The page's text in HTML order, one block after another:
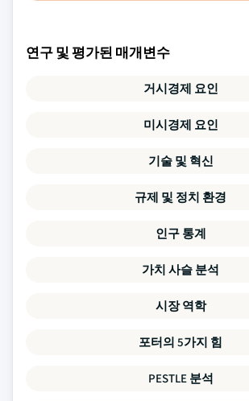
연구 및 평가된 매개변수
거시경제 요인
미시경제 요인
기술 및 혁신
규제 및 정치 환경
인구 통계
가치 사슬 분석
시장 역학
포터의 5가지 힘
PESTLE 분석